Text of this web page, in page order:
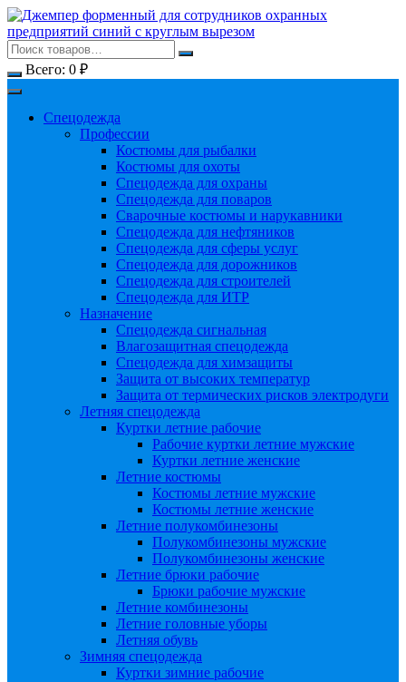
Перейти
к
содержимому
Всего: 0 ₽
Спецодежда
Профессии
Костюмы для рыбалки
Костюмы для охоты
Спецодежда для охраны
Спецодежда для поваров
Сварочные костюмы и нарукавники
Спецодежда для нефтяников
Спецодежда для сферы услуг
Спецодежда для дорожников
Спецодежда для строителей
Спецодежда для ИТР
Назначение
Спецодежда сигнальная
Влагозащитная спецодежда
Спецодежда для химзащиты
Защита от высоких температур
Защита от термических рисков электродуги
Летняя спецодежда
Куртки летние рабочие
Рабочие куртки летние мужские
Куртки летние женские
Летние костюмы
Костюмы летние мужские
Костюмы летние женские
Летние полукомбинезоны
Полукомбинезоны мужские
Полукомбинезоны женские
Летние брюки рабочие
Брюки рабочие мужские
Летние комбинезоны
Летние головные уборы
Летняя обувь
Зимняя спецодежда
Куртки зимние рабочие